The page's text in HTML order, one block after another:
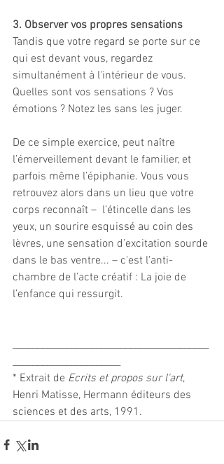
3. Observer vos propres sensations
Tandis que votre regard se porte sur ce
qui est devant vous, regardez
simultanément à l'intérieur de vous.
Quelles sont vos sensations ? Vos
émotions ? Notez les sans les juger.
De ce simple exercice, peut naître
l’émerveillement devant le familier, et
parfois même l’épiphanie. Vous vous
retrouvez alors dans un lieu que votre
corps reconnaît –  l’étincelle dans les
yeux, un sourire esquissé au coin des
lèvres, une sensation d’excitation sourde
dans le bas ventre... – c'est l'anti-
chambre de l’acte créatif : La joie de
l’enfance qui ressurgit.
________________________________________
______________________
* Extrait de Ecrits et propos sur l'art,
Henri Matisse, Hermann éditeurs des
sciences et des arts, 1991.